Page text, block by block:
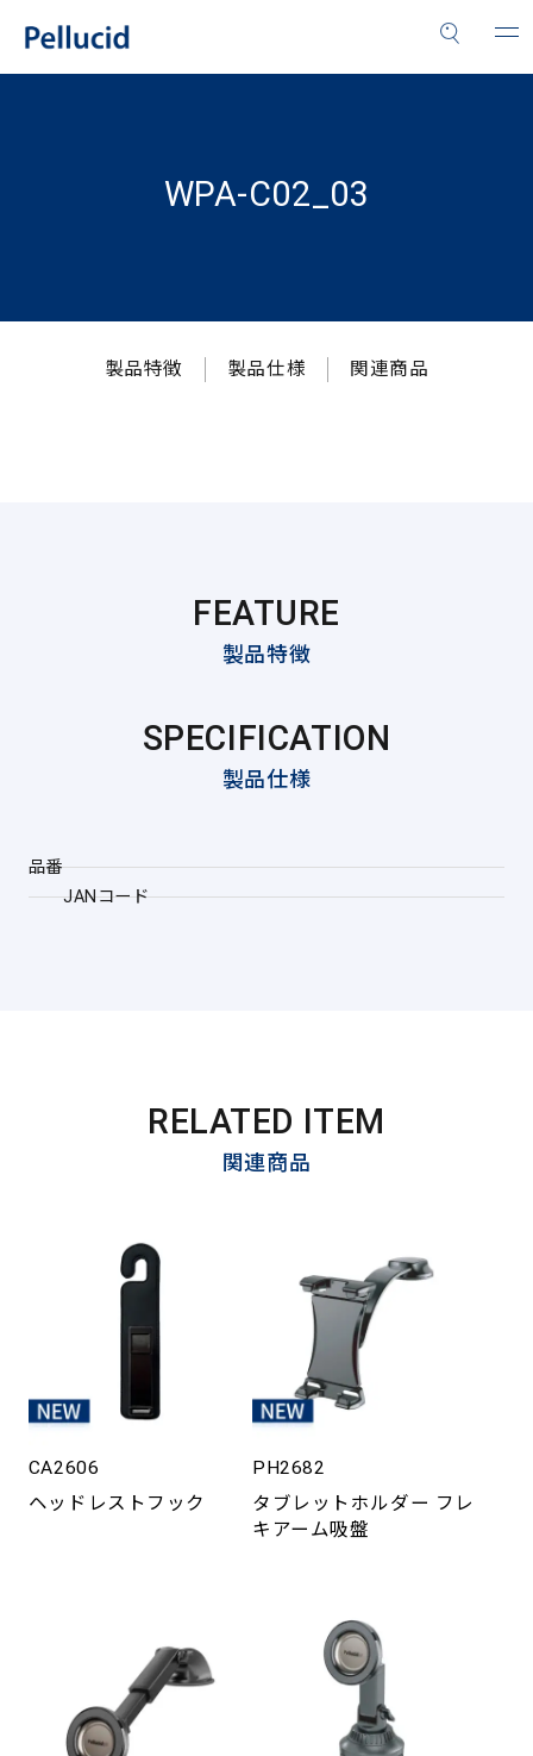
WPA-C02_03
製品特徴 製品仕様 関連商品
FEATURE
製品特徴
SPECIFICATION
製品仕様
品番
JANコード
RELATED ITEM
関連商品
CA2606
ヘッドレストフック
PH2682
タブレットホルダー フレ
キアーム吸盤